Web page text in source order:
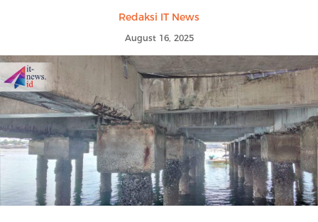
Redaksi IT News
August 16, 2025